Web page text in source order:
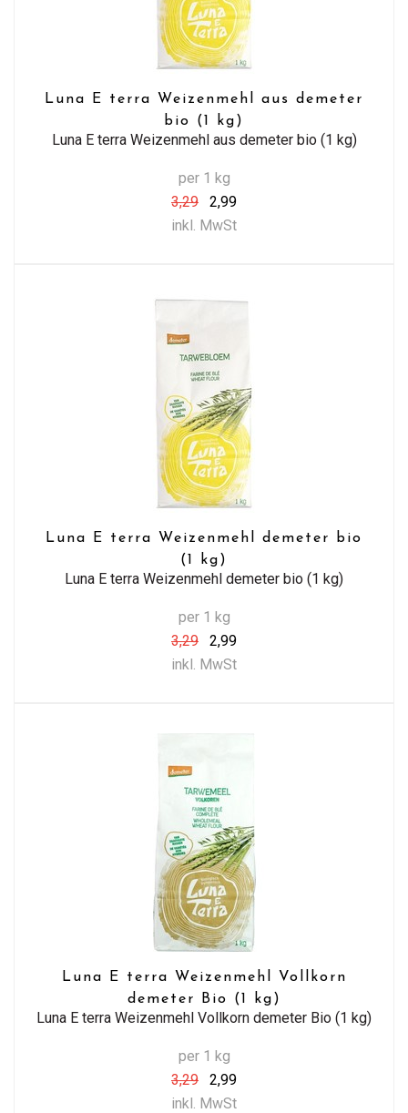
Luna E terra Weizenmehl aus demeter
bio (1 kg)
Luna E terra Weizenmehl aus demeter bio (1 kg)
per 1 kg
3,29
2,99
inkl. MwSt
Luna E terra Weizenmehl demeter bio
(1 kg)
Luna E terra Weizenmehl demeter bio (1 kg)
per 1 kg
3,29
2,99
inkl. MwSt
Luna E terra Weizenmehl Vollkorn
demeter Bio (1 kg)
Luna E terra Weizenmehl Vollkorn demeter Bio (1 kg)
per 1 kg
3,29
2,99
inkl. MwSt